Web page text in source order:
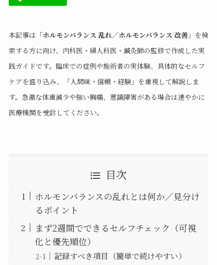
本記事は「ホルモンバランス 乱れ／ホルモンバランス 改善」を検
索する方に向け、内科医・婦人科医・鍼灸師の監修で作成した実
践ガイドです。臨床での症例や施術者の実体験、具体的なセルフ
ケアを盛り込み、「人間味・信頼・経験」を重視して解説しま
す。急激な体重減少や強い胸痛、意識障害がある場合は速やかに
医療機関を受診してください。
目次
ホルモンバランスの乱れとは何か／見分け
るポイント
まず2週間でできるセルフチェック（可視
化と優先順位）
記録すべき項目（簡単で続けやすい）